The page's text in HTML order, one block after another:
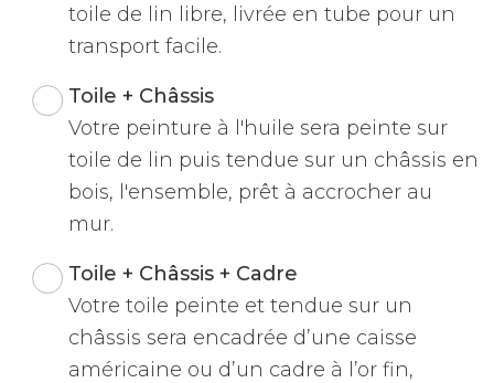
toile de lin libre, livrée en tube pour un
transport facile.
Toile + Châssis
Votre peinture à l'huile sera peinte sur
toile de lin puis tendue sur un châssis en
bois, l'ensemble, prêt à accrocher au
mur.
Toile + Châssis + Cadre
Votre toile peinte et tendue sur un
châssis sera encadrée d’une caisse
américaine ou d’un cadre à l’or fin,